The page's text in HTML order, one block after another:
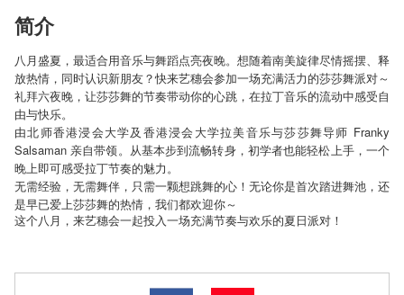
简介
八月盛夏，最适合用音乐与舞蹈点亮夜晚。想随着南美旋律尽情摇摆、释
放热情，同时认识新朋友？快来艺穗会参加一场充满活力的莎莎舞派对～
礼拜六夜晚，让莎莎舞的节奏带动你的心跳，在拉丁音乐的流动中感受自
由与快乐。
由北师香港浸会大学及香港浸会大学拉美音乐与莎莎舞导师 Franky
Salsaman 亲自带领。从基本步到流畅转身，初学者也能轻松上手，一个
晚上即可感受拉丁节奏的魅力。
无需经验，无需舞伴，只需一颗想跳舞的心！无论你是首次踏进舞池，还
是早已爱上莎莎舞的热情，我们都欢迎你～
这个八月，来艺穗会一起投入一场充满节奏与欢乐的夏日派对！